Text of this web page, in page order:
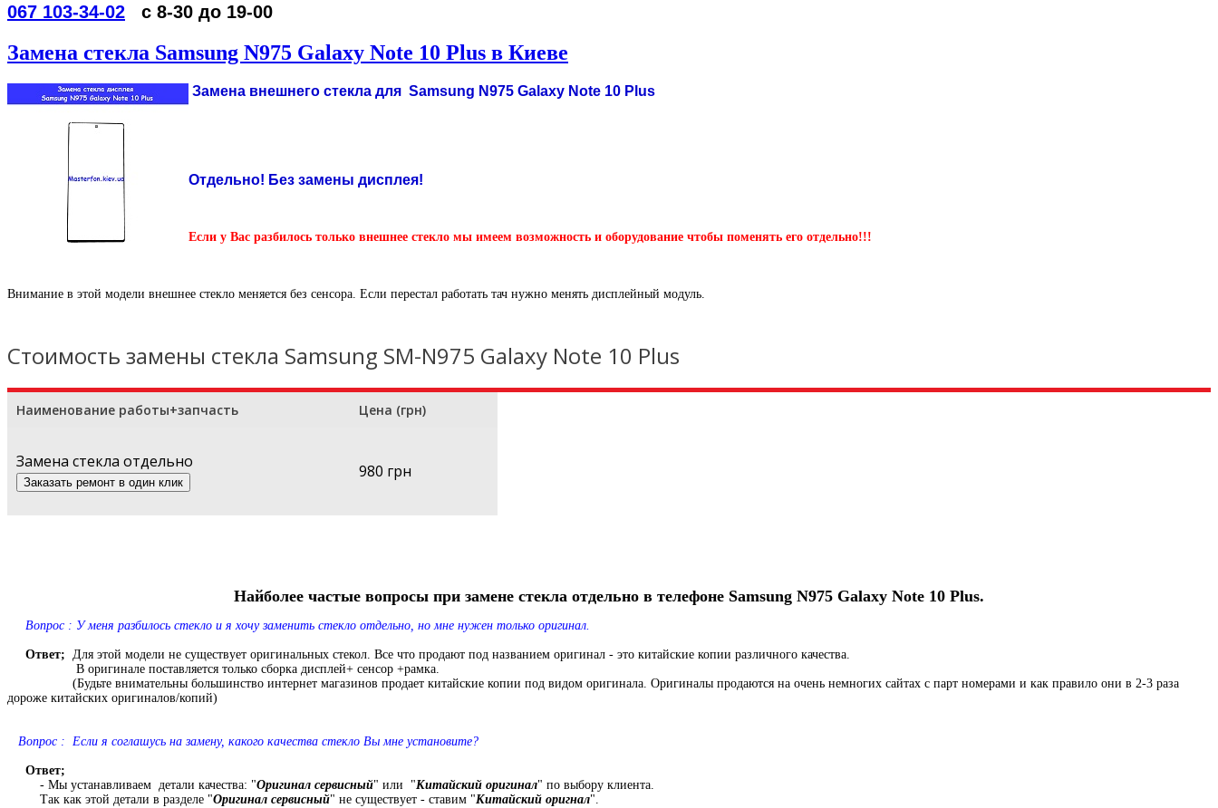
067 103-34-02 с 8-30 до 19-00
Замена стекла Samsung N975 Galaxy Note 10 Plus в Киеве
Замена внешнего стекла для Samsung N975 Galaxy Note 10 Plus
Отдельно! Без замены дисплея!
Если у Вас разбилось только внешнее стекло мы имеем возможность и оборудование чтобы поменять его отдельно!!!
Внимание в этой модели внешнее стекло меняется без сенсора. Если перестал работать тач нужно менять дисплейный модуль.
Стоимость замены стекла Samsung SM-N975 Galaxy Note 10 Plus
Наименование работы+запчасть Цена (грн)
Замена стекла отдельно 980 грн
Найболее частые вопросы при замене стекла отдельно в телефоне Samsung N975 Galaxy Note 10 Plus.
Вопрос : У меня разбилось стекло и я хочу заменить стекло отдельно, но мне нужен только оригинал.
Ответ; Для этой модели не существует оригинальных стекол. Все что продают под названием оригинал - это китайские копии различного качества.
В оригинале поставляется только сборка дисплей+ сенсор +рамка.
(Будьте внимательны большинство интернет магазинов продает китайские копии под видом оригинала. Оригиналы продаются на очень немногих сайтах с парт номерами и как правило они в 2-3 раза
дороже китайских оригиналов/копий)
Вопрос : Если я соглашусь на замену, какого качества стекло Вы мне установите?
Ответ;
- Мы устанавливаем детали качества: "Оригинал сервисный" или "Китайский оригинал" по выбору клиента.
Так как этой детали в разделе "Оригинал сервисный" не существует - ставим "Китайский оригнал".